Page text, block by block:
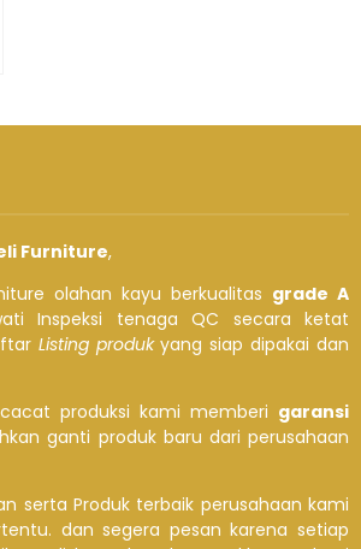
Furniture,
olahan kayu berkualitas grade A
Inspeksi tenaga QC secara ketat
Listing produkyang siap dipakai dan
produksi kami memberi garansi
ganti produk baru dari perusahaan
serta Produk terbaik perusahaan kami
dan segera pesan karena setiap